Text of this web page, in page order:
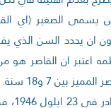
من يسمى الصغير (اي
ان يحدد السن الذي
اعتبر ان القاصر هو
بين 7 و18 سنة.